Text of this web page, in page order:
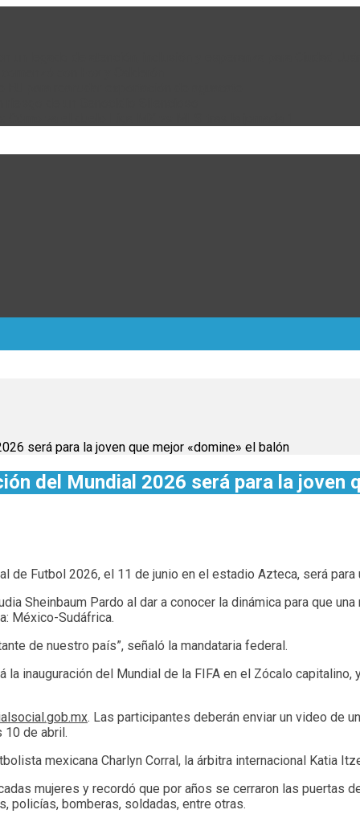
será para la joven que mejor «domine» el balón
del Mundial 2026 será para la joven
de Futbol 2026, el 11 de junio en el estadio Azteca, será
Sheinbaum Pardo al dar a conocer la dinámica para que
México-Sudáfrica.
de nuestro país”, señaló la mandataria federal.
inauguración del Mundial de la FIFA en el Zócalo capitalino,
. Las participantes deberán enviar un video de
10 de abril.
mexicana Charlyn Corral, la árbitra internacional Katia
mujeres y recordó que por años se cerraron las puertas
policías, bomberas, soldadas, entre otras.